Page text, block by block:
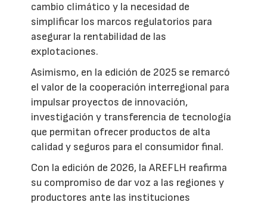
cambio climático y la necesidad de
simplificar los marcos regulatorios para
asegurar la rentabilidad de las
explotaciones.
Asimismo, en la edición de 2025 se remarcó
el valor de la cooperación interregional para
impulsar proyectos de innovación,
investigación y transferencia de tecnología
que permitan ofrecer productos de alta
calidad y seguros para el consumidor final.
Con la edición de 2026, la AREFLH reafirma
su compromiso de dar voz a las regiones y
productores ante las instituciones